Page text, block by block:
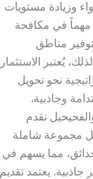
وزيادة مستويات
مهماً في مكافحة
مناطق
يُعتبر الاستثمار
نحو تحويل
وجاذبية.
تقدم
مجموعة شاملة
مما يسهم في
يعتمد تقديم